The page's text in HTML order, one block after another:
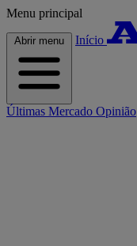
Menu principal
Abrir menu Início
Últimas Mercado Opinião